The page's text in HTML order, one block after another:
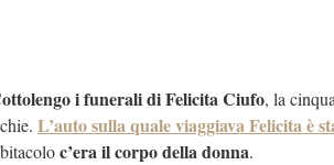
i funerali di Felicita Ciufo, la
L’auto sulla quale viaggiava Felicita è
c’era il corpo della donna.